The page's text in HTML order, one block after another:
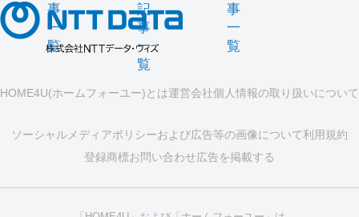
事
一
覧
記
事
一
覧
事
一
覧
HOME4U(ホームフォーユー)とは運営会社個人情報の取り扱いについて
ソーシャルメディアポリシーおよび広告等の画像について利用規約
登録商標お問い合わせ広告を掲載する